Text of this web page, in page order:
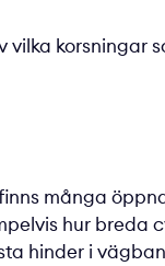
korsningar
många
hur breda
hinder i